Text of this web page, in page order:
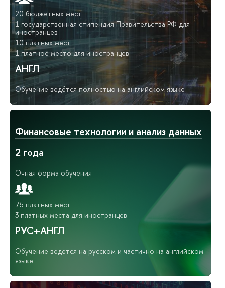
20 бюджетных мест
1 государственная стипендия Правительства РФ для
иностранцев
10 платных мест
1 платное место для иностранцев
АНГЛ
Обучение ведётся полностью на английском языке
Финансовые технологии и анализ данных
2 года
Очная форма обучения
75 платных мест
3 платных места для иностранцев
РУС+АНГЛ
Обучение ведется на русском и частично на английском
языке